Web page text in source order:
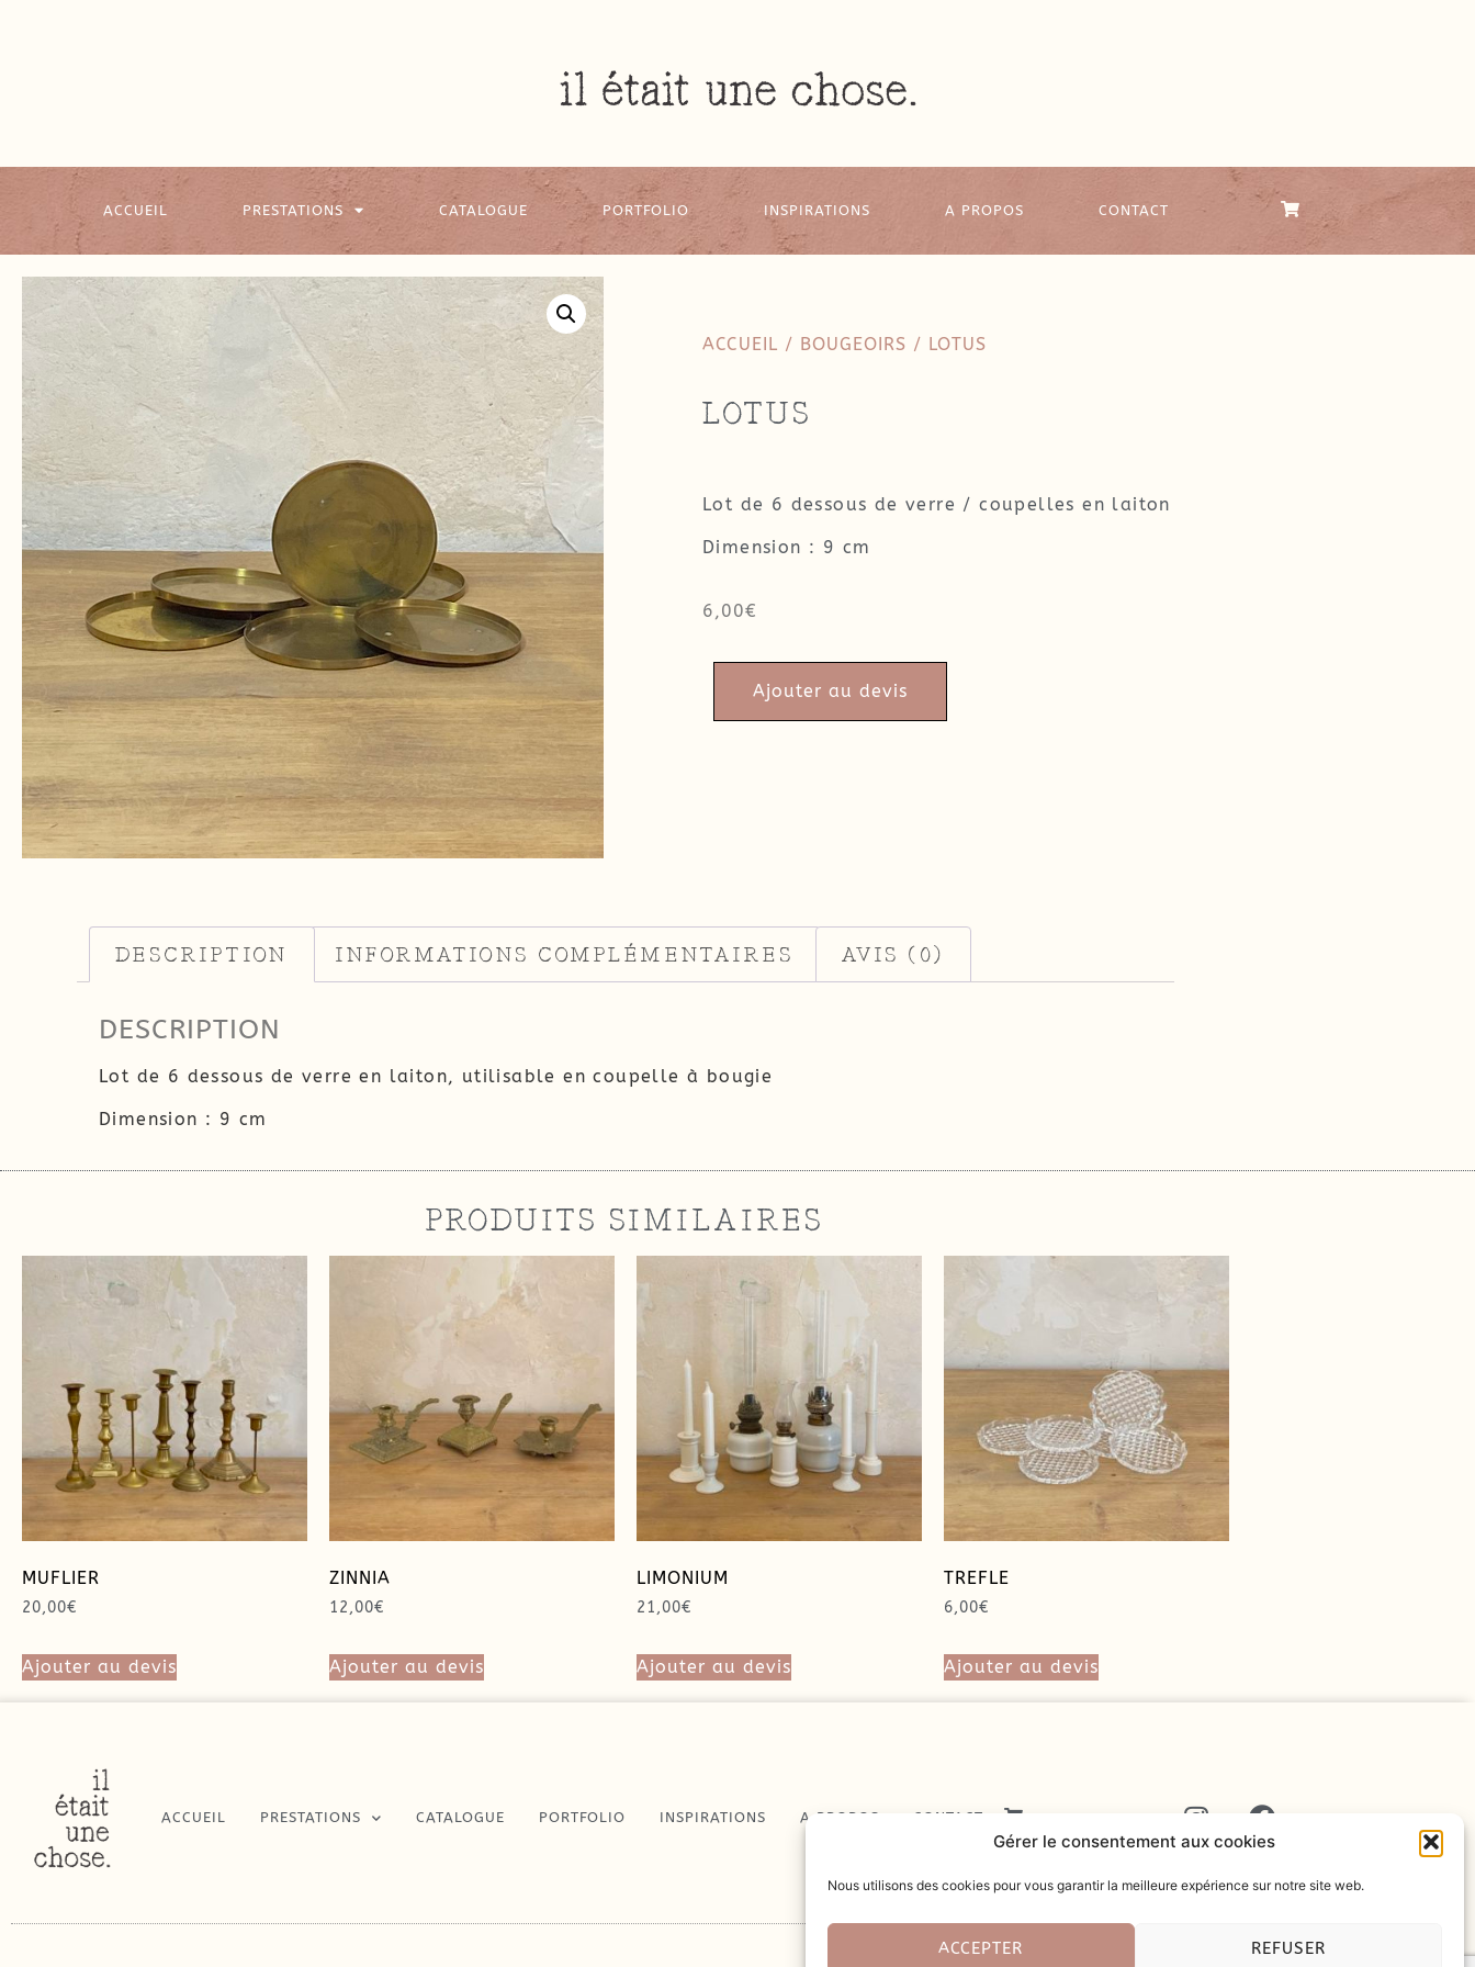
Gérer le consentement aux cookies
Nous utilisons des cookies pour vous garantir la meilleure expérience sur notre site web.
ACCEPTER REFUSER
ACCUEIL PRESTATIONS CATALOGUE PORTFOLIO INSPIRATIONS A PROPOS CONTACT
ACCUEIL / BOUGEOIRS / LOTUS
LOTUS
Lot de 6 dessous de verre / coupelles en laiton
Dimension : 9 cm
6,00€
Ajouter au devis
DESCRIPTION INFORMATIONS COMPLÉMENTAIRES AVIS (0)
DESCRIPTION
Lot de 6 dessous de verre en laiton, utilisable en coupelle à bougie
Dimension : 9 cm
PRODUITS SIMILAIRES
MUFLIER
20,00€
Ajouter au devis
ZINNIA
12,00€
Ajouter au devis
LIMONIUM
21,00€
Ajouter au devis
TREFLE
6,00€
Ajouter au devis
ACCUEIL PRESTATIONS CATALOGUE PORTFOLIO INSPIRATIONS A PROPOS CONTACT